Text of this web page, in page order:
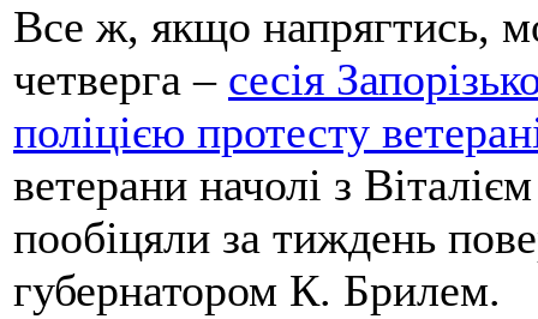
Все ж, якщо напрягтись,
четверга – сесія
поліцією протесту
ветерани начолі з
пообіцяли за тиждень
губернатором К. Брилем.